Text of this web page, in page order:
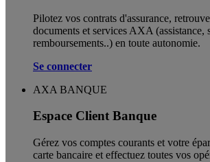
Pilotez vos contrats d'assurance,
documents et services AXA (assistance,
remboursements..) en toute autonomie. ​
Se connecter
AXA BANQUE
Espace Client Banque
Gérez vos comptes courants et votre
carte bancaire et effectuez toutes vos